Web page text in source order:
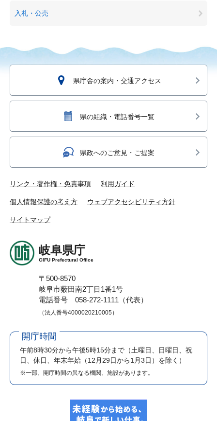
入札・公売
県庁舎の案内・交通アクセス
県の組織・電話番号一覧
県政へのご意見・ご提案
リンク・著作権・免責事項 利用ガイド
個人情報保護の考え方 ウェブアクセシビリティ方針
サイトマップ
岐阜県庁
GIFU Prefectural Office
〒500-8570
岐阜市薮田南2丁目1番1号
電話番号 058-272-1111（代表）
（法人番号4000020210005）
開庁時間
午前8時30分から午後5時15分まで （土曜日、日曜日、祝
日、休日、年末年始（12月29日から1月3日）を除く）
※一部、開庁時間の異なる機関、施設があります。